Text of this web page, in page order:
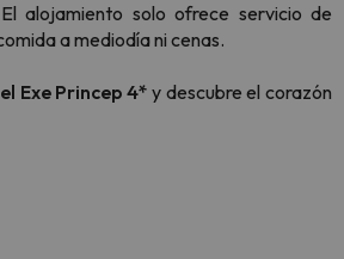
alojamiento solo ofrece servicio de
a mediodía ni cenas.
Exe Princep 4*y descubre el corazón